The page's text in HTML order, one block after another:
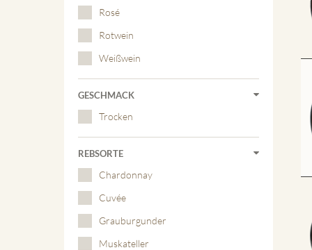
Rosé
Rotwein
Weißwein
GESCHMACK
Trocken
REBSORTE
Chardonnay
Cuvée
Grauburgunder
Muskateller